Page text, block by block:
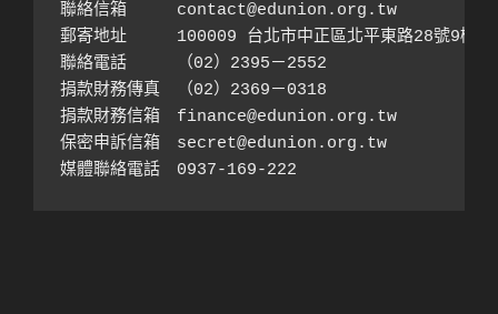
聯絡信箱　　　contact@edunion.org.tw
郵寄地址　　　100009 台北市中正區北平東路28號9樓之
聯絡電話　　　（02）2395－2552
捐款財務傳真　（02）2369－0318
捐款財務信箱　finance@edunion.org.tw
保密申訴信箱　secret@edunion.org.tw
媒體聯絡電話　0937-169-222